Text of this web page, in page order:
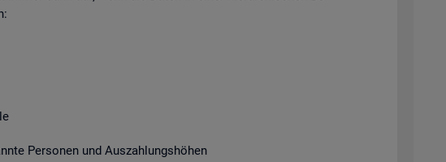
Per­so­nen und Aus­zah­lungs­hö­hen